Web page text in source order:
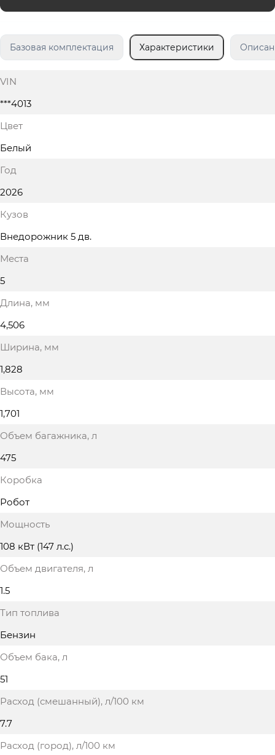
Базовая комплектация Характеристики
VIN
***4013
Цвет
Белый
Год
2026
Кузов
Внедорожник 5 дв.
Места
5
Длина, мм
4,506
Ширина, мм
1,828
Высота, мм
1,701
Объем багажника, л
475
Коробка
Робот
Мощность
108 кВт (147 л.с.)
Объем двигателя, л
1.5
Тип топлива
Бензин
Объем бака, л
51
Расход (смешанный), л/100 км
7.7
Расход (город), л/100 км